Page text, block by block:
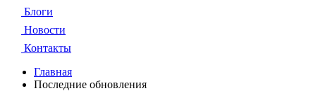
Блоги
Новости
Контакты
Главная
Последние обновления